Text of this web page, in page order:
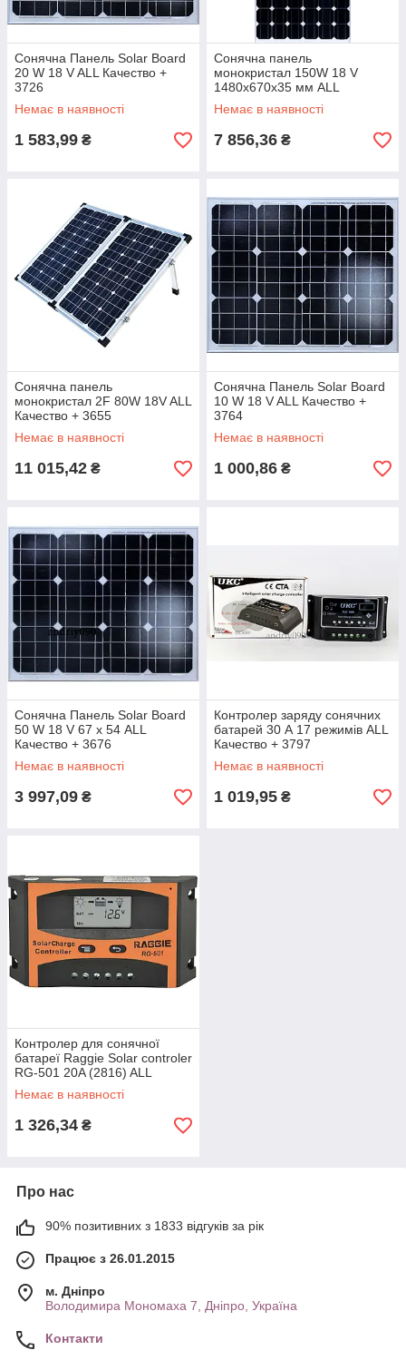
Сонячна Панель Solar Board
20 W 18 V ALL Качество +
3726
Немає в наявності
1 583,99 ₴
Сонячна панель
монокристал 150W 18 V
1480x670x35 мм ALL
Качество + 3862
Немає в наявності
7 856,36 ₴
Сонячна панель
монокристал 2F 80W 18V ALL
Качество + 3655
Немає в наявності
11 015,42 ₴
Сонячна Панель Solar Board
10 W 18 V ALL Качество +
3764
Немає в наявності
1 000,86 ₴
Сонячна Панель Solar Board
50 W 18 V 67 х 54 ALL
Качество + 3676
Немає в наявності
3 997,09 ₴
Контролер заряду сонячних
батарей 30 А 17 режимів ALL
Качество + 3797
Немає в наявності
1 019,95 ₴
Контролер для сонячної
батареї Raggie Solar controler
RG-501 20A (2816) ALL
Качество + 4970
Немає в наявності
1 326,34 ₴
Про нас
90% позитивних з 1833 відгуків за рік
Працює з 26.01.2015
м. Дніпро
Володимира Мономаха 7, Дніпро, Україна
Контакти